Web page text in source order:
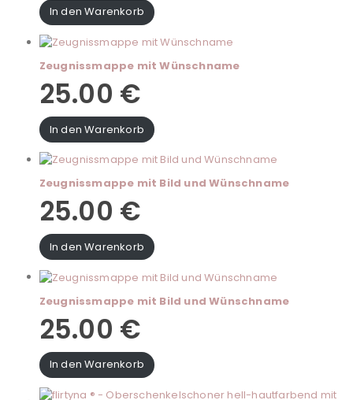
In den Warenkorb
Zeugnissmappe mit Wünschname
25.00 €
In den Warenkorb
Zeugnissmappe mit Bild und Wünschname
25.00 €
In den Warenkorb
Zeugnissmappe mit Bild und Wünschname
25.00 €
In den Warenkorb